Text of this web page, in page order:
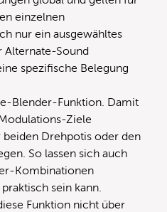
einzelnen
nur ein ausgewähltes
Alternate-Sound
spezifische Belegung
Blender-Funktion. Damit
Ziele
Drehpotis oder den
So lassen sich auch
Kombinationen
sein kann.
Funktion nicht über